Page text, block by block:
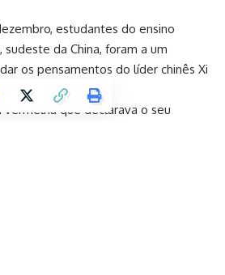
estudantes do ensino
sudeste da China, foram a um
os pensamentos do líder chinês Xi
que declarava o seu